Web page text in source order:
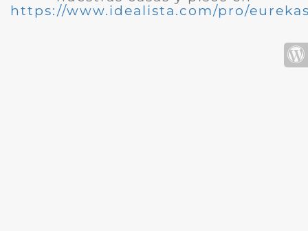
https://www.idealista.com/pro/